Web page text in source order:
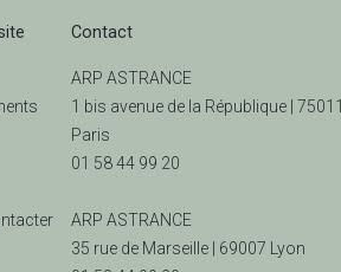
Contact
ARP ASTRANCE
1 bis avenue de la République | 75011
Paris
01 58 44 99 20
ARP ASTRANCE
35 rue de Marseille | 69007 Lyon